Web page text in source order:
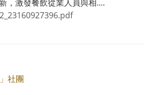
，激發餐飲從業人員與相....
社團